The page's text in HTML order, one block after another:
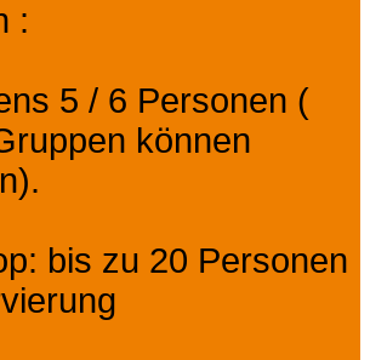
:
5 / 6 Personen (
können
bis zu 20 Personen